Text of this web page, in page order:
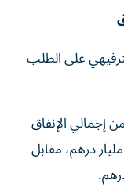
على الطلب
السفر الترفيهي على 83.4% من إجمالي الإنفاق
الداخلي خلال 2025، بقيمة بلغت 223.4 مليار درهم، مقابل